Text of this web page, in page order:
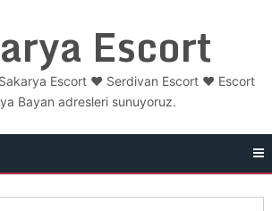
Escort
Escort ❤️ Serdivan Escort ❤️ Escort
Bayan adresleri sunuyoruz.